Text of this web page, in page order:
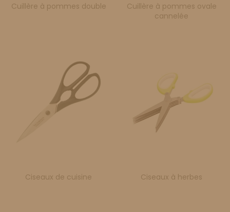
Cuillère à pommes double
Cuillère à pommes ovale
cannelée
Ciseaux de cuisine Ciseaux à herbes